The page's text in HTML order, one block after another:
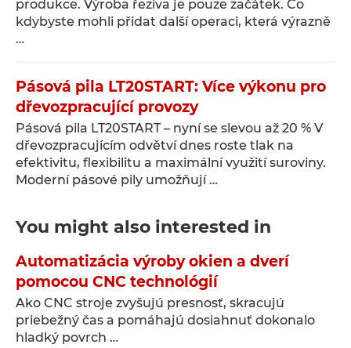
produkce. Výroba řeziva je pouze začátek. Co
kdybyste mohli přidat další operaci, která výrazně
…
Pásová pila LT20START: Více výkonu pro
dřevozpracující provozy
Pásová pila LT20START – nyní se slevou až 20 % V
dřevozpracujícím odvětví dnes roste tlak na
efektivitu, flexibilitu a maximální využití suroviny.
Moderní pásové pily umožňují …
You might also interested in
Automatizácia výroby okien a dverí
pomocou CNC technológií
Ako CNC stroje zvyšujú presnosť, skracujú
priebežný čas a pomáhajú dosiahnuť dokonalo
hladký povrch …